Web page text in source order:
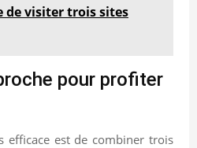
de visiter trois sites
pour profiter
efficace est de combiner trois